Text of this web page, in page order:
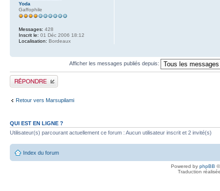
Yoda
Gaffophile
Messages: 428
Inscrit le: 01 Déc 2006 18:12
Localisation: Bordeaux
Afficher les messages publiés depuis:
Publier une réponse
Retour vers Marsupilami
QUI EST EN LIGNE ?
Utilisateur(s) parcourant actuellement ce forum : Aucun utilisateur inscrit et 2 invité(s)
Index du forum
Powered by phpBB
Traduction